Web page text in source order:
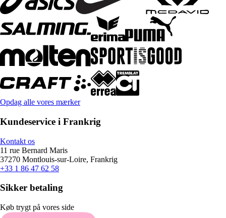
Opdag alle vores mærker
Kundeservice i Frankrig
Kontakt os
11 rue Bernard Maris
37270 Montlouis-sur-Loire, Frankrig
+33 1 86 47 62 58
Sikker betaling
Køb trygt på vores side